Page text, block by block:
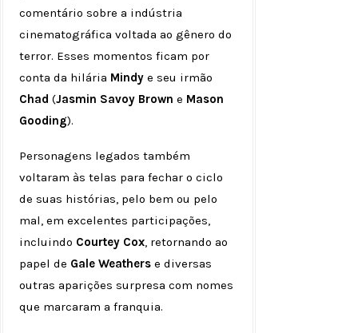
comentário sobre a indústria
cinematográfica voltada ao gênero do
terror. Esses momentos ficam por
conta da hilária Mindy e seu irmão
Chad (Jasmin Savoy Brown e Mason
Gooding).
Personagens legados também
voltaram às telas para fechar o ciclo
de suas histórias, pelo bem ou pelo
mal, em excelentes participações,
incluindo Courtey Cox, retornando ao
papel de Gale Weathers e diversas
outras aparições surpresa com nomes
que marcaram a franquia.